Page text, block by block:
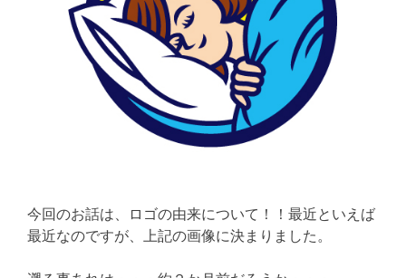
今回のお話は、ロゴの由来について！！最近といえば
最近なのですが、上記の画像に決まりました。